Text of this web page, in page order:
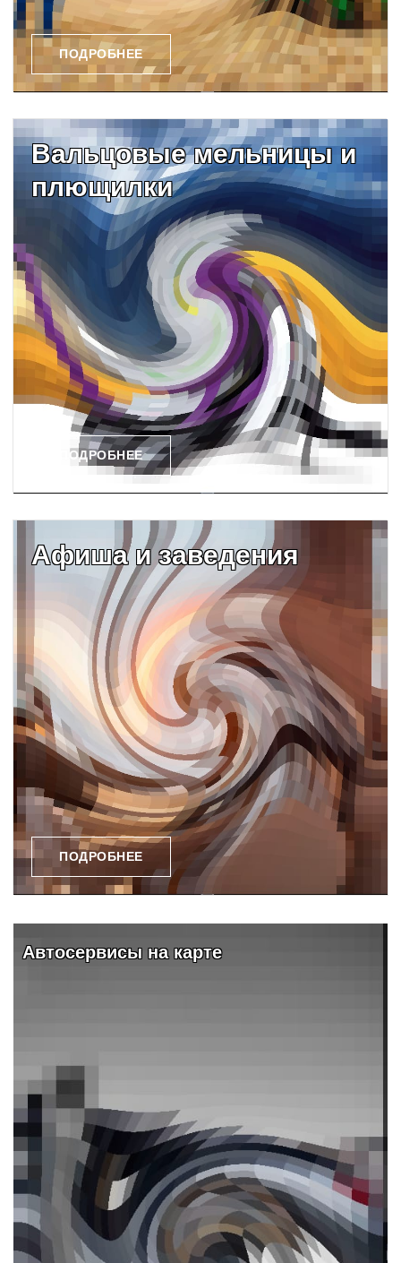
ПОДРОБНЕЕ
Вальцовые мельницы и
плющилки
ПОДРОБНЕЕ
Афиша и заведения
ПОДРОБНЕЕ
Автосервисы на карте